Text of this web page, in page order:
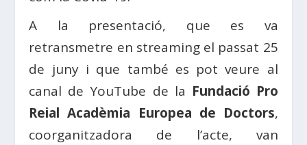
A la presentació, que es va
retransmetre en streaming el passat 25
de juny i que també es pot veure al
canal de YouTube de la Fundació Pro
Reial Acadèmia Europea de Doctors,
coorganitzadora de l’acte, van